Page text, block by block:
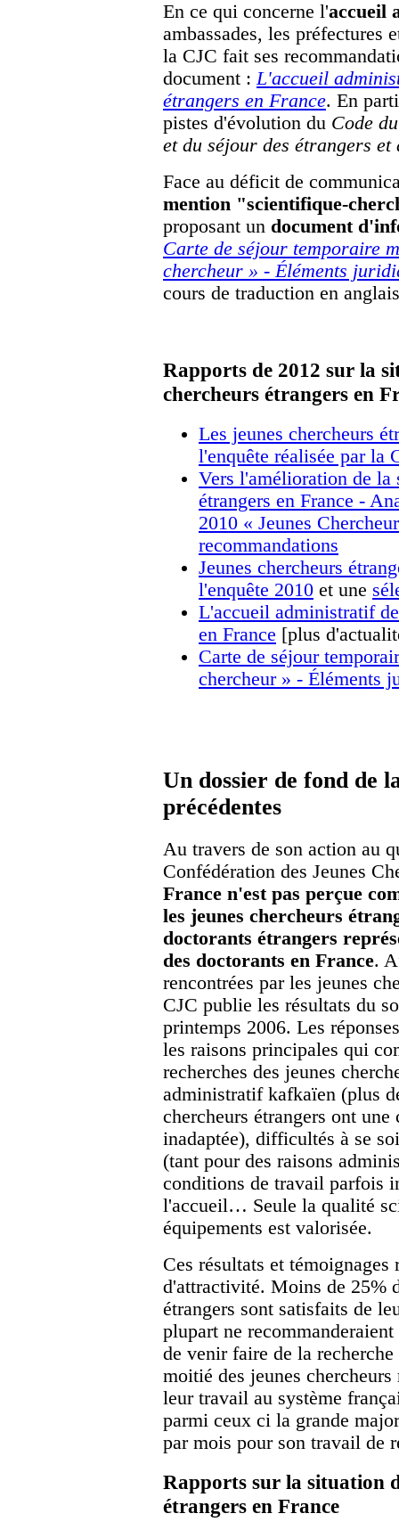
En ce qui concerne l'accueil
ambassades, les préfectures
la CJC fait ses
document :L'accueil
étrangers en France. En
pistes d'évolution du Code
et du séjour des étrangers
Face au déficit de
mention "scientifique-
proposant un document
Carte de séjour temporaire
chercheur » - Éléments
cours de traduction en
Rapports de 2012 sur la
chercheurs étrangers en
Les jeunes chercheurs
l'enquête réalisée par la
Vers l'amélioration de la
étrangers en France -
2010 « Jeunes
recommandations
Jeunes chercheurs
l'enquête 2010 et une
L'accueil administratif
en France [plus
Carte de séjour
chercheur » - Éléments
Un dossier de fond de
précédentes
Au travers de son action au
Confédération des Jeunes
France n'est pas perçue
les jeunes chercheurs
doctorants étrangers
des doctorants en France.
rencontrées par les jeunes
CJC publie les résultats du
printemps 2006. Les
les raisons principales qui
recherches des jeunes
administratif kafkaïen (plus
chercheurs étrangers ont
inadaptée), difficultés à se
(tant pour des raisons
conditions de travail parfois
l'accueil… Seule la qualité
équipements est valorisée.
Ces résultats et
d'attractivité. Moins de 25%
étrangers sont satisfaits de
plupart ne
de venir faire de la
moitié des jeunes
leur travail au système
parmi ceux ci la grande
par mois pour son travail de
Rapports sur la situation
étrangers en France